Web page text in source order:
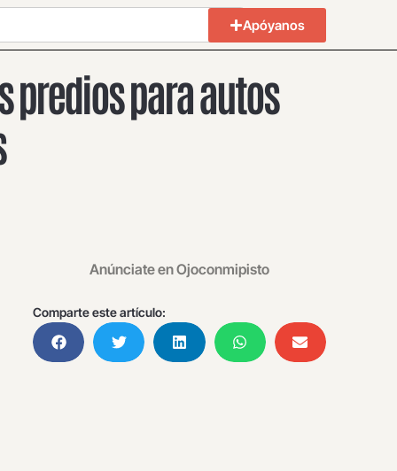
Apóyanos
predios para autos
Anúnciate en Ojoconmipisto
Comparte este artículo: